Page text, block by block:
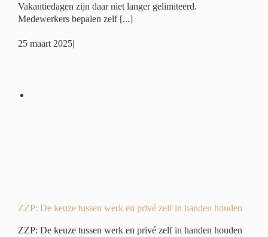
Vakantiedagen zijn daar niet langer gelimiteerd.
Medewerkers bepalen zelf [...]
25 maart 2025|
ZZP: De keuze tussen werk en privé zelf in handen houden
ZZP: De keuze tussen werk en privé zelf in handen houden